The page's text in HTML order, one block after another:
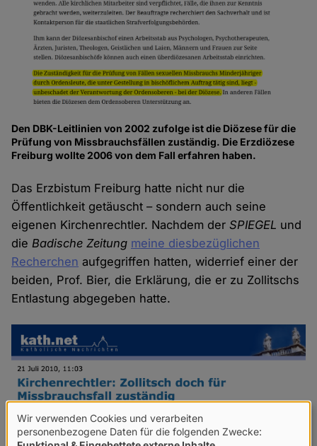
Den DBK-Leitlinien von 2002 zufolge ist die Diözese für die
Prüfung von Missbrauchsfällen zuständig. Die Erzdiözese
Freiburg wollte 2006 von dem Fall erfahren haben.
Das Erzbistum Freiburg hatte nicht nur die
Öffentlichkeit getäuscht – sondern auch seine
eigenen Kirchenrechtler. Nachdem derSPIEGEL und
die Badische Zeitung meine diesbezüglichen
Recherchen aufgegriffen hatten, widerrief einer der
beiden, Prof. Bier, die Erklärung, die er zu Zollitschs
Entlastung abgegeben hatte.
Verwendung
Wir verwenden Cookies und verarbeiten
personenbezogene Daten für die folgenden Zwecke: